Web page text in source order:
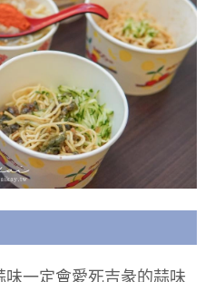
一定會愛死吉彖的蒜味